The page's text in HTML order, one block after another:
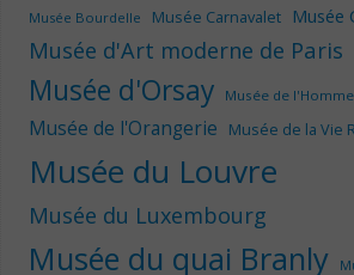
Musée Bourdelle
Musée Carnavalet Musée
Musée d'Art moderne de Paris
Musée d'Orsay Musée de l'Homme
Musée de l'Orangerie Musée de la Vie
Musée du Louvre
Musée du Luxembourg
Musée du quai Branly